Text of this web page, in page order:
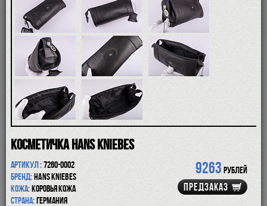
АКСЕССУАРЫ
МАНИКЮРНЫЕ ИНСТРУМЕНТЫ
СКИДКА
Косметичка Hans Kniebes
9263 рублей
ПРЕДЗАКАЗ
Артикул :7260-0002
Бренд:Hans Kniebes
Кожа:Коровья кожа
Страна:Германия